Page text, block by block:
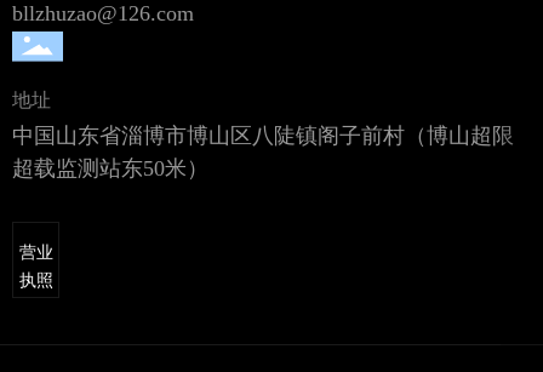
bllzhuzao@126.com
地址
中国山东省淄博市博山区八陡镇阁子前村（博山超限
超载监测站东50米）
营业
执照
公司电话
0533-4519999